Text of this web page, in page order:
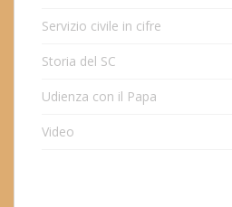
Servizio civile in cifre
Storia del SC
Udienza con il Papa
Video